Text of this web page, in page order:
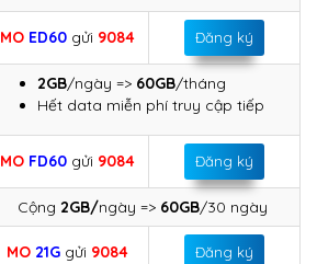
MO ED60 gửi 9084 Đăng ký
2GB/ngày => 60GB/tháng
Hết data miễn phí truy cập tiếp
MO FD60 gửi 9084 Đăng ký
Cộng 2GB/ngày => 60GB/30 ngày
MO 21G gửi 9084 Đăng ký